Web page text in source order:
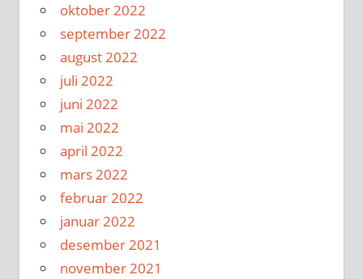
oktober 2022
september 2022
august 2022
juli 2022
juni 2022
mai 2022
april 2022
mars 2022
februar 2022
januar 2022
desember 2021
november 2021